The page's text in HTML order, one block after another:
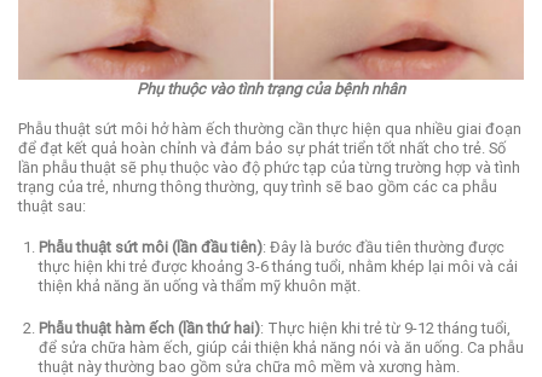
Phụ thuộc vào tình trạng của bệnh nhân
Phẫu thuật sứt môi hở hàm ếch thường cần thực hiện qua nhiều giai đoạn
để đạt kết quả hoàn chỉnh và đảm bảo sự phát triển tốt nhất cho trẻ. Số
lần phẫu thuật sẽ phụ thuộc vào độ phức tạp của từng trường hợp và tình
trạng của trẻ, nhưng thông thường, quy trình sẽ bao gồm các ca phẫu
thuật sau:
Phẫu thuật sứt môi (lần đầu tiên): Đây là bước đầu tiên thường được
thực hiện khi trẻ được khoảng 3-6 tháng tuổi, nhằm khép lại môi và cải
thiện khả năng ăn uống và thẩm mỹ khuôn mặt.
Phẫu thuật hàm ếch (lần thứ hai): Thực hiện khi trẻ từ 9-12 tháng tuổi,
để sửa chữa hàm ếch, giúp cải thiện khả năng nói và ăn uống. Ca phẫu
thuật này thường bao gồm sửa chữa mô mềm và xương hàm.